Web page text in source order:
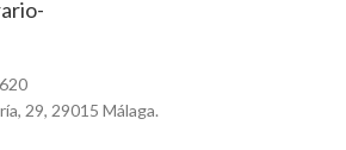
29, 29015 Málaga.